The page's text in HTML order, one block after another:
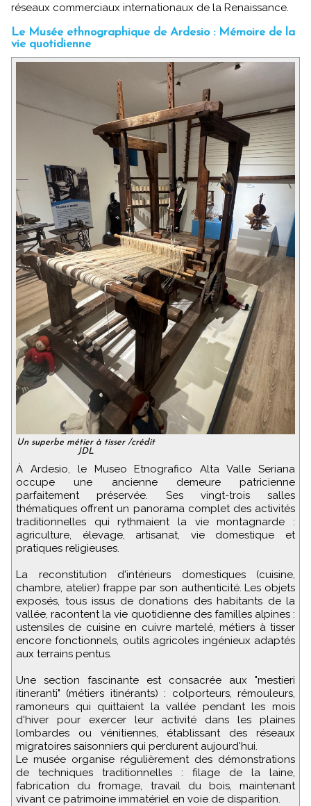
réseaux commerciaux internationaux de la Renaissance.
Le Musée ethnographique de Ardesio : Mémoire de la
vie quotidienne
Un superbe métier à tisser /crédit
JDL
À Ardesio, le Museo Etnografico Alta Valle Seriana
occupe une ancienne demeure patricienne
parfaitement préservée. Ses vingt-trois salles
thématiques offrent un panorama complet des activités
traditionnelles qui rythmaient la vie montagnarde :
agriculture, élevage, artisanat, vie domestique et
pratiques religieuses.
La reconstitution d'intérieurs domestiques (cuisine,
chambre, atelier) frappe par son authenticité. Les objets
exposés, tous issus de donations des habitants de la
vallée, racontent la vie quotidienne des familles alpines :
ustensiles de cuisine en cuivre martelé, métiers à tisser
encore fonctionnels, outils agricoles ingénieux adaptés
aux terrains pentus.
Une section fascinante est consacrée aux "mestieri
itineranti" (métiers itinérants) : colporteurs, rémouleurs,
ramoneurs qui quittaient la vallée pendant les mois
d'hiver pour exercer leur activité dans les plaines
lombardes ou vénitiennes, établissant des réseaux
migratoires saisonniers qui perdurent aujourd'hui.
Le musée organise régulièrement des démonstrations
de techniques traditionnelles : filage de la laine,
fabrication du fromage, travail du bois, maintenant
vivant ce patrimoine immatériel en voie de disparition.